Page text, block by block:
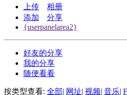
上传
相册
添加
分享
{userpanelarea2}
好友的分享
我的分享
随便看看
按类型查看: 全部 网址 视频 音乐